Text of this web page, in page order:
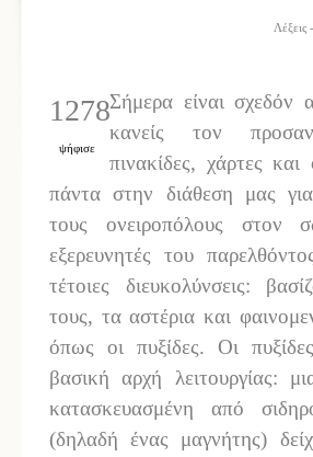
Λέξεις
1278
ψήφισε
Σήμερα είναι σχεδόν
κανείς τον
πινακίδες, χάρτες
πάντα στην διάθεση μας
τους ονειροπόλους στον
εξερευνητές του
τέτοιες διευκολύνσεις:
τους, τα αστέρια και
όπως οι πυξίδες. Οι
βασική αρχή λειτουργίας:
κατασκευασμένη από
(δηλαδή ένας μαγνήτης)